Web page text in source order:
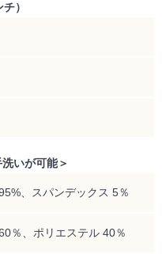
）
いが可能＞
、スパンデックス 5％
％、ポリエステル 40％